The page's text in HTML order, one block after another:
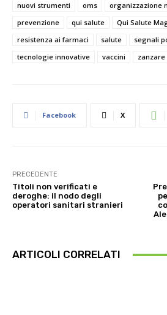
nuovi strumenti
oms
organizzazione
prevenzione
qui salute
Qui Salute
resistenza ai farmaci
salute segnali
tecnologie innovative
vaccini zanzare
Facebook X
PRECEDENTE
Titoli non verificati e
deroghe: il nodo degli
operatori sanitari stranieri
ARTICOLI CORRELATI